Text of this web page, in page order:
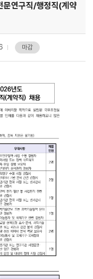
문연구직/행정직(계약
마감